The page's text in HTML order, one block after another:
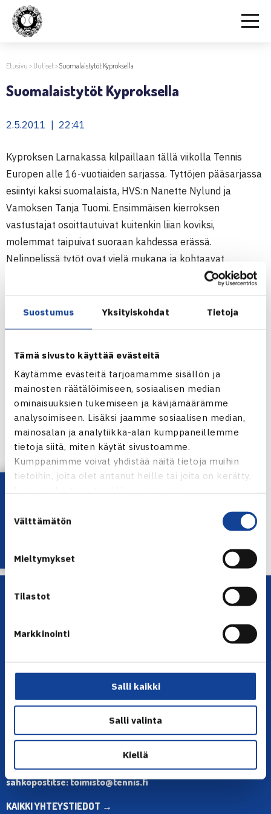
Suostumus Yksityiskohdat Tietoja
Tämä sivusto käyttää evästeitä
Käytämme evästeitä tarjoamamme sisällön ja
mainosten räätälöimiseen, sosiaalisen median
ominaisuuksien tukemiseen ja kävijämäärämme
analysoimiseen. Lisäksi jaamme sosiaalisen median,
mainosalan ja analytiikka-alan kumppaneillemme
tietoja siitä, miten käytät sivustoamme.
Kumppanimme voivat yhdistää näitä tietoja muihin
tietoihin, joita olet antanut heille tai joita on kerätty,
valinta
Välttämätön
Mieltymykset
Tilastot
Markkinointi
Salli kaikki
Salli valinta
Kiellä
Etusivu > Uutiset>Suomalaistytöt Kyproksella
Suomalaistytöt Kyproksella
2.5.2011 | 22:41
Kyproksen Larnakassa kilpaillaan tällä viikolla Tennis
Europen alle 16-vuotiaiden sarjassa. Tyttöjen pääsarjassa
esiintyi kaksi suomalaista, HVS:n Nanette Nylund ja
Vamoksen Tanja Tuomi. Ensimmäisen kierroksen
vastustajat osoittautuivat kuitenkin liian koviksi,
molemmat taipuivat suoraan kahdessa erässä.
Nelinpelissä tytöt ovat vielä mukana ja kohtaavat
ensimmäisellä kierroksella kyproslaiset Vicky Konnarin ja
Christiana Nikiforoun.
30.4-7.5.2011 Larnaka, Kypros
Tyttöjen kaksinpeli
1.kierrosta: Anastasia Trunina Venäjä (karsija) – Nanette
Nylund 61 61 Maria Stylianou – Tanja Tuomi 64 75
Larnakan TE 16-turnaus verkossa
Jaa:
← Edellinen
Lataa OmaTennis!
Olympiastadion, Paavo Nurmen tie 1, 00250 Helsinki
Toimiston puhelinajat:
Muina aikoina olkaa yhteydessä
sähköpostitse: toimisto@tennis.fi
KAIKKI YHTEYSTIEDOT →